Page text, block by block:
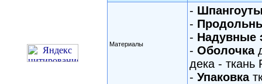
Материалы
-
-
- Надувные
- Оболочка
дека - ткань
- Упаковка